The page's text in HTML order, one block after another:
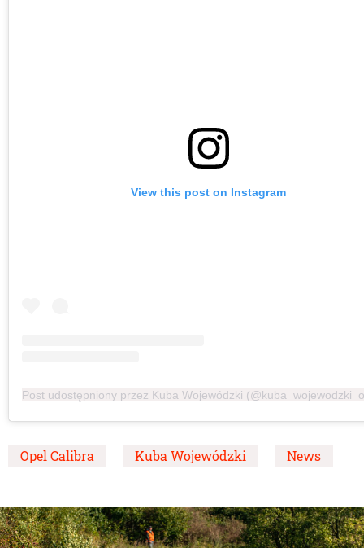
View this post on Instagram
Post udostępniony przez Kuba Wojewódzki
Opel Calibra Kuba Wojewódzki News